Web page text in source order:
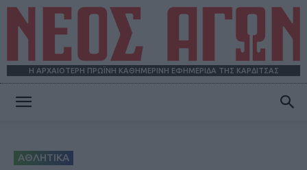
Η ΑΡΧΑΙΟΤΕΡΗ ΠΡΩΪΝΗ ΚΑΘΗΜΕΡΙΝΗ ΕΦΗΜΕΡΙΔΑ ΤΗΣ ΚΑΡΔΙΤΣΑΣ
ΑΘΛΗΤΙΚΑ